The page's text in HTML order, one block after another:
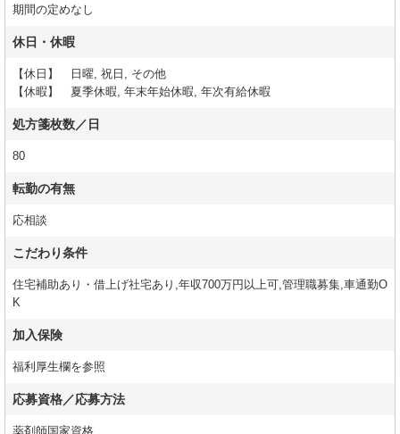
期間の定めなし
休日・休暇
【休日】 日曜, 祝日, その他
【休暇】 夏季休暇, 年末年始休暇, 年次有給休暇
処方箋枚数／日
80
転勤の有無
応相談
こだわり条件
住宅補助あり・借上げ社宅あり,年収700万円以上可,管理職募集,車通勤O
K
加入保険
福利厚生欄を参照
応募資格／応募方法
薬剤師国家資格